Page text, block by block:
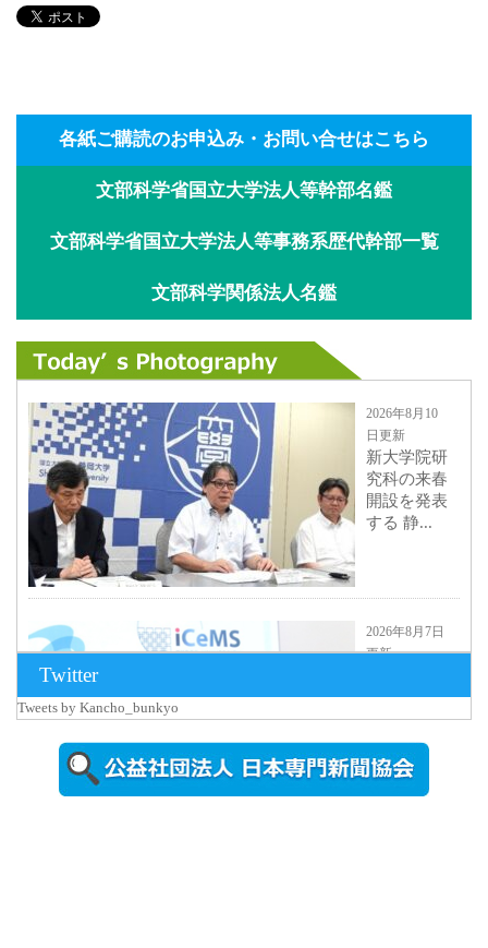
各紙ご購読のお申込み・お問い合せはこちら
文部科学省国立大学法人等幹部名鑑
文部科学省国立大学法人等事務系歴代幹部一覧
文部科学関係法人名鑑
2026年8月10
日更新
新大学院研
究科の来春
開設を発表
する 静...
2026年8月7日
更新
iCeMS等を
視察した松
本文部科学
大...
Twitter
Tweets by Kancho_bunkyo